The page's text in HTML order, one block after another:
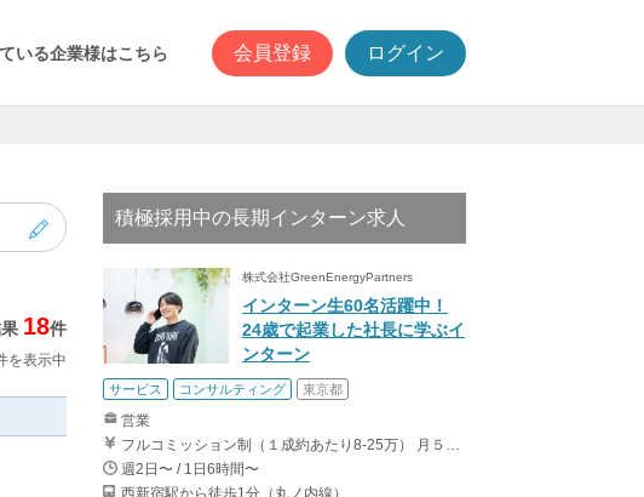
いる企業様はこちら 会員登録 ログイン
18件
を表示中
積極採用中の長期インターン求人
株式会社GreenEnergyPartners
インターン生60名活躍中！
24歳で起業した社長に学ぶイ
ンターン
サービス コンサルティング 東京都
営業
フルコミッション制（１成約あたり8-25万） 月５０万以上稼ぐインターン生も多数います！ ■収入例 ○入社１ヶ月目（明治大学2年生） 役職：アポインター 月間１契約×８万円＝８万円 ＋交通費 ○入社３ヶ月目（東京大学２年生） 役職：アポインター（ランク：ブロンズ） 月間３契約×10万円＝30万円 ＋交通費 ○入社６ヶ月目（早稲田大学３年生） 役職：アポインター（ランク：シルバー） 月間５契約×12万円＝60万円 ＋交通費 ○入社15ヶ月目（慶應大学３年生） 役職：クローザー 月間３契約×25万＝75万円 ＋交通費
週2日〜 / 1日6時間〜
西新宿駅から徒歩1分（丸ノ内線）